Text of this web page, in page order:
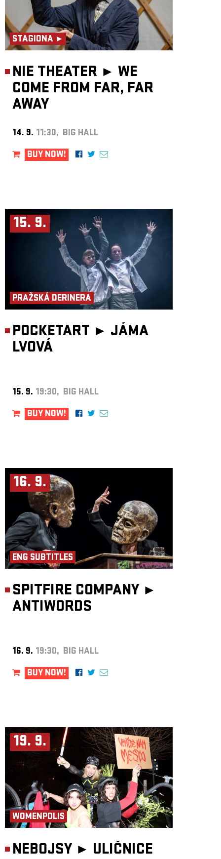
STAGIONA ►
NIE THEATER ► WE
COME FROM FAR, FAR
AWAY
14. 9. 11:30, BIG HALL
BUY NOW!
15. 9.
PRAŽSKÁ DERINERA
POCKETART ► JÁMA
LVOVÁ
15. 9. 19:30, BIG HALL
BUY NOW!
16. 9.
ENG SUBTITLES
SPITFIRE COMPANY ►
ANTIWORDS
16. 9. 19:30, BIG HALL
BUY NOW!
19. 9.
WOMENPOLIS
NEBOJSY ► ULIČNICE